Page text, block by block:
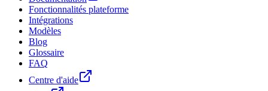
Fonctionnalités plateforme
Intégrations
Modèles
Blog
Glossaire
FAQ
Centre d'aide